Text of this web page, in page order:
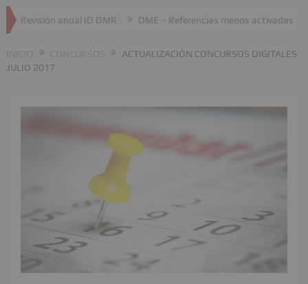
anual ID DMR DME – Referencias menos activadas JTTY
ACTUALIZACIÓN CONCURSOS DIGITALES
JULIO 2017